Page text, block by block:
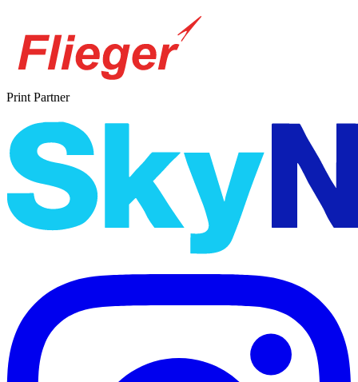
Print Partner